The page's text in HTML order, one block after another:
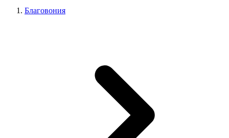
Благовония